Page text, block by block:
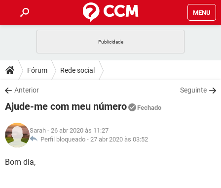
MENU
CELULAR
OUTLOOK
INSTAGRAM GMAIL
GUIA DE COMPRAS
DICAS
JOGOS
INSTAGRAM
GUIA DE COMPRAS
DOWNLOADS
JOGOS WHATSAPP
CELULAR
OUTLOOK EXCEL
INSTAGRAM
FÓRUM
JOGOS
CELULAR
OUTLOOK
GLOSSÁRIO
JOGOS
Fórum Rede social
Anterior Seguinte
Ajude-me com meu número Fechado
Sarah - 26 abr 2020 às 11:27
Perfil bloqueado - 27 abr 2020 às 03:52
Bom dia,